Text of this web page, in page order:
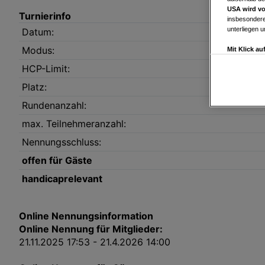
Turnierinfo
Datum:
Modus:
HCP-Limit:
Platz:
Rundenanzahl:
max. Teilnehmeranzahl:
Nennungsschluss:
offen für Gäste
handicaprelevant
Online Nennungsinformation
Online Nennung für Mitglieder:
21.11.2025 17:53 - 21.4.2026 14:00
USA wird
unterliegen
Mit Klick
Wir und